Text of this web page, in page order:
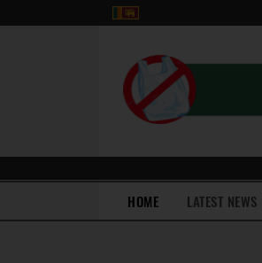
HOME(current)LATEST NEWS